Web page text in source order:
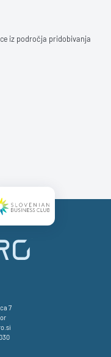
iz področja pridobivanja
Logo
Certificate SBC Logo
7